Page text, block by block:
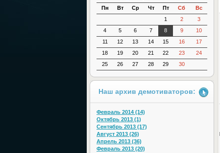
Пн
Вт Ср Чт Пт Сб
Вс
1
2
3
4
5 6 7 8 9
10
11
12 13 14 15 16
17
18
19 20 21 22 23
24
25
26 27 28 29 30
Наш архив демотиваторов:
Февраль 2014 (14)
Октябрь 2013 (1)
Сентябрь 2013 (17)
Август 2013 (26)
Апрель 2013 (36)
Февраль 2013 (20)